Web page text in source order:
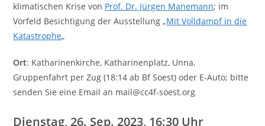
klimatischen Krise von Prof. Dr. Jürgen Manemann; im
Vorfeld Besichtigung der Ausstellung „Mit Volldampf in die
Katastrophe„
Ort: Katharinenkirche, Katharinenplatz, Unna,
Gruppenfahrt per Zug (18:14 ab Bf Soest) oder E-Auto; bitte
senden Sie eine Email an mail@cc4f-soest.org
Dienstag, 26. Sep. 2023, 16:30 Uhr